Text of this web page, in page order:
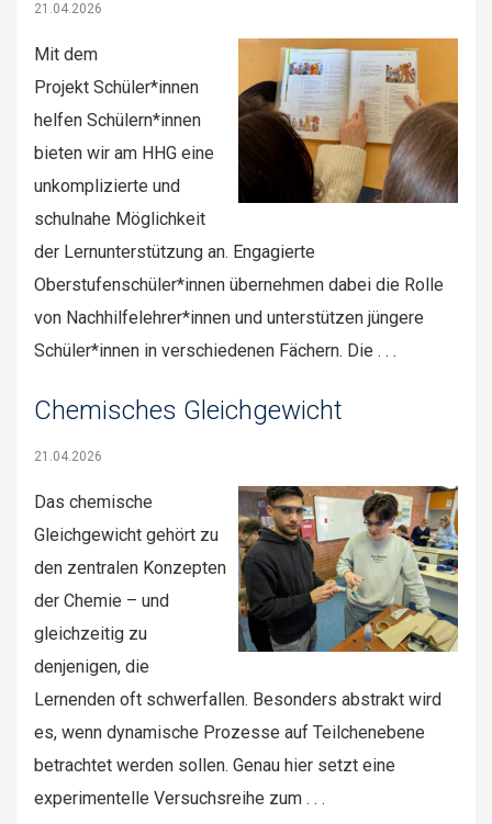
21.04.2026
Mit dem
Projekt Schüler*innen
helfen Schülern*innen
bieten wir am HHG eine
unkomplizierte und
schulnahe Möglichkeit
der Lernunterstützung an. Engagierte
Oberstufenschüler*innen übernehmen dabei die Rolle
von Nachhilfelehrer*innen und unterstützen jüngere
Schüler*innen in verschiedenen Fächern. Die . . .
Chemisches Gleichgewicht
21.04.2026
Das chemische
Gleichgewicht gehört zu
den zentralen Konzepten
der Chemie – und
gleichzeitig zu
denjenigen, die
Lernenden oft schwerfallen. Besonders abstrakt wird
es, wenn dynamische Prozesse auf Teilchenebene
betrachtet werden sollen. Genau hier setzt eine
experimentelle Versuchsreihe zum . . .